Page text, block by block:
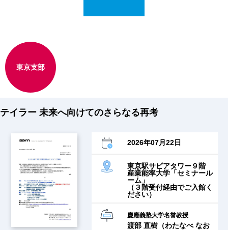
東京支部
テイラー 未来へ向けてのさらなる再考
2026年07月22日
東京駅サピアタワー９階
産業能率大学「セミナール
ーム」
（３階受付経由でご入館く
ださい）
慶應義塾大学名誉教授
渡部 直樹（わたなべ なお